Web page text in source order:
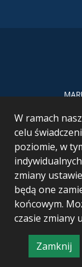
W ramach
celu
poziomie, w
zmiany
będą one
końcowym.
czasie zmiany
Zamknij
has